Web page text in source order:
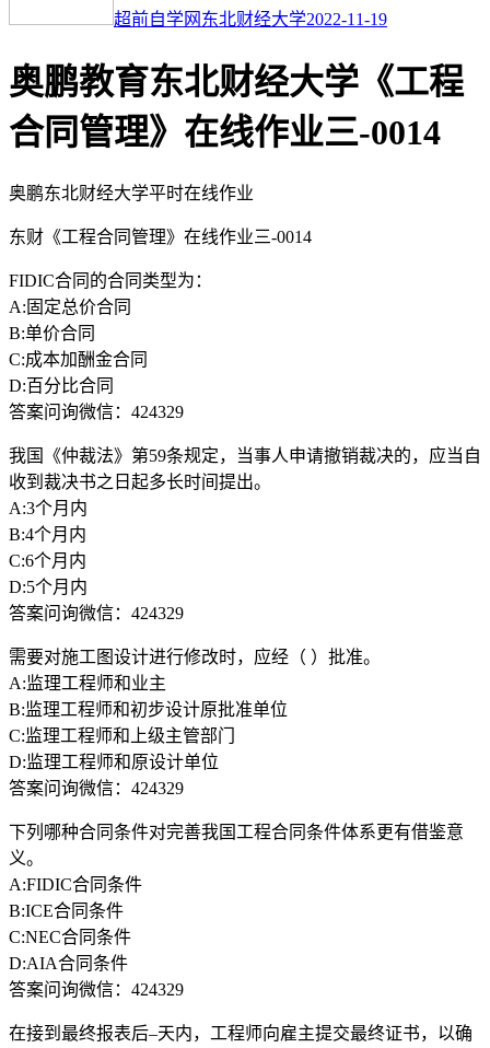
超前自学网 东北财经大学2022-11-19
奥鹏教育东北财经大学《工程
合同管理》在线作业三-0014
奥鹏东北财经大学平时在线作业
东财《工程合同管理》在线作业三-0014
FIDIC合同的合同类型为：
A:固定总价合同
B:单价合同
C:成本加酬金合同
D:百分比合同
答案问询微信：424329
我国《仲裁法》第59条规定，当事人申请撤销裁决的，应当自
收到裁决书之日起多长时间提出。
A:3个月内
B:4个月内
C:6个月内
D:5个月内
答案问询微信：424329
需要对施工图设计进行修改时，应经（ ）批准。
A:监理工程师和业主
B:监理工程师和初步设计原批准单位
C:监理工程师和上级主管部门
D:监理工程师和原设计单位
答案问询微信：424329
下列哪种合同条件对完善我国工程合同条件体系更有借鉴意
义。
A:FIDIC合同条件
B:ICE合同条件
C:NEC合同条件
D:AIA合同条件
答案问询微信：424329
在接到最终报表后–天内，工程师向雇主提交最终证书，以确